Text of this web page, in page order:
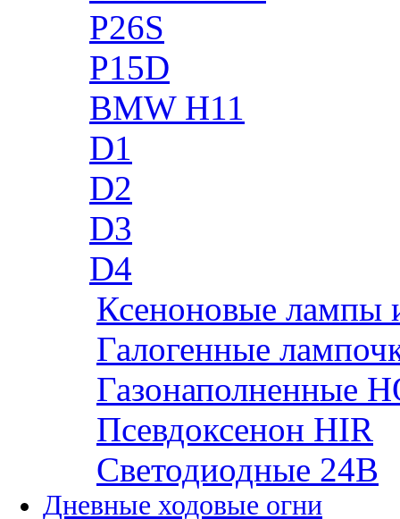
P26S
P15D
BMW H11
D1
D2
D3
D4
Ксеноновые лампы
Галогенные
Газонаполненные
Псевдоксенон HIR
Cветодиодные 24B
Дневные ходовые огни